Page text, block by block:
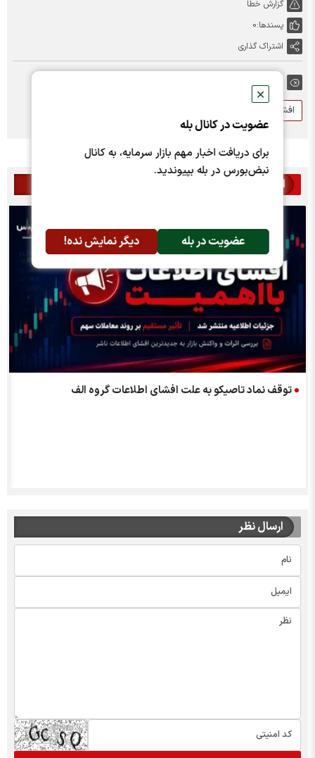
✕
عضویت در کانال بله
برای دریافت اخبار مهم بازار سرمایه، به کانال
نبض‌بورس در بله بپیوندید.
عضویت در بله دیگر نمایش نده!
گزارش خطا
پسندها:0
اشتراک گذاری
برچسب ها:
افشای اطلاعات با اهمیت
اخبار مرتبط
توقف نماد تاصیکو به علت افشاي اطلاعات گروه الف
ارسال نظر